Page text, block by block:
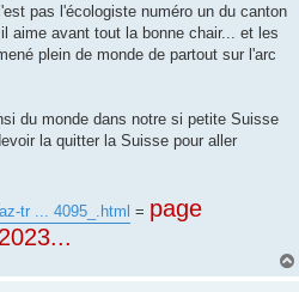
pas l'écologiste numéro un du canton
aime avant tout la bonne chair... et les
plein de monde de partout sur l'arc
du monde dans notre si petite Suisse
la quitter la Suisse pour aller
tr ... 4095_.html = page